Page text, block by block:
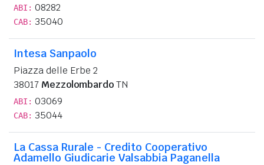
ABI: 08282
CAB: 35040
Intesa Sanpaolo
Piazza delle Erbe 2
38017 MezzolombardoTN
ABI: 03069
CAB: 35044
La Cassa Rurale - Credito Cooperativo
Adamello Giudicarie Valsabbia Paganella